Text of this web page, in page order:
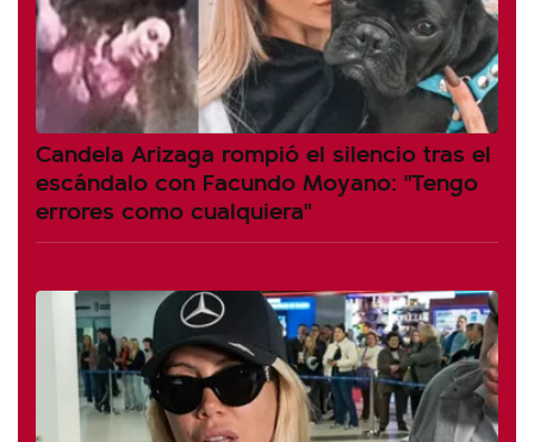
Candela Arizaga rompió el silencio tras el
escándalo con Facundo Moyano: "Tengo
errores como cualquiera"